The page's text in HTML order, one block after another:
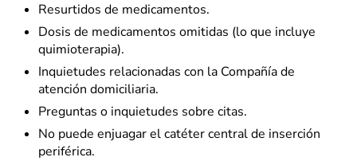
Resurtidos de medicamentos.
Dosis de medicamentos omitidas (lo que incluye
quimioterapia).
Inquietudes relacionadas con la Compañía de
atención domiciliaria.
Preguntas o inquietudes sobre citas.
No puede enjuagar el catéter central de inserción
periférica.